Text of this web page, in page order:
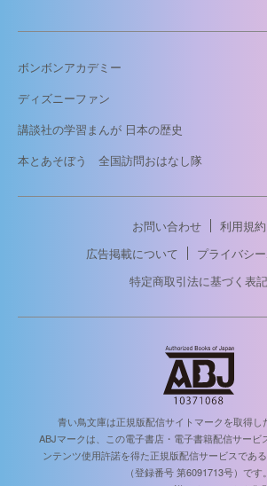
ボンボンアカデミー
ディズニーファン
講談社の学習まんが 日本の歴史
本とあそぼう 全国訪問おはなし隊
お問い合わせ
利用規約
広告掲載について
プライバシ
特定商取引法に基づく表記
青い鳥文庫は正規版配信サイトマークを取得し
ABJマークは、この電子書店・電子書籍配信サービ
ンテンツ使用許諾を得た正規版配信サービスであ
（登録番号 第6091713号）です。